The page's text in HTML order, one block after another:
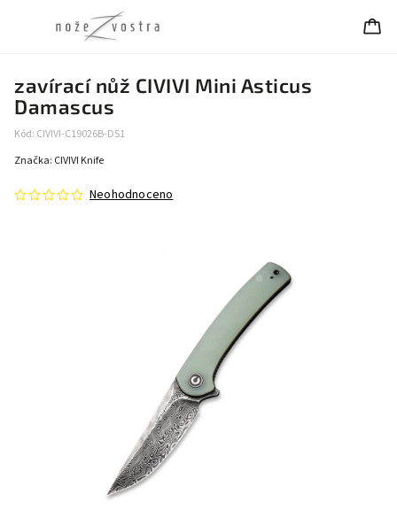
zavírací nůž CIVIVI Mini Asticus
Damascus
Kód: CIVIVI-C19026B-DS1
Neohodnoceno
Značka: CIVIVI Knife